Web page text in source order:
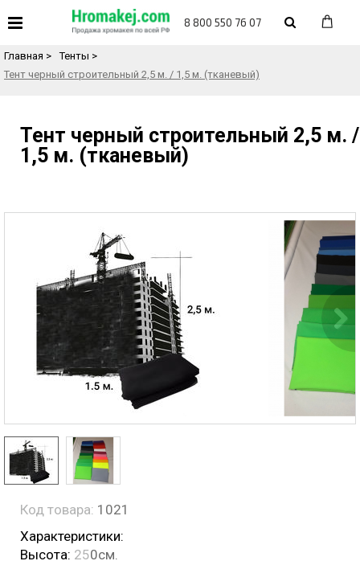
8 800 550 76 07
Назад в каталог товаров
Главная > Тенты >
Тент черный строительный 2,5 м. / 1,5 м. (тканевый)
Тент черный строительный 2,5 м. /
1,5 м. (тканевый)
Код товара: 1021
Характеристики:
Высота: 250см.